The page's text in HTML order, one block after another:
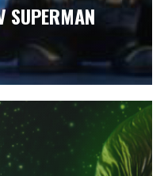
SUPERMAN